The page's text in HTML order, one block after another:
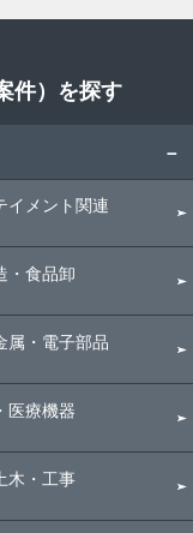
件）を探す
イメント関連
・食品卸
属・電子部品
医療機器
木・工事